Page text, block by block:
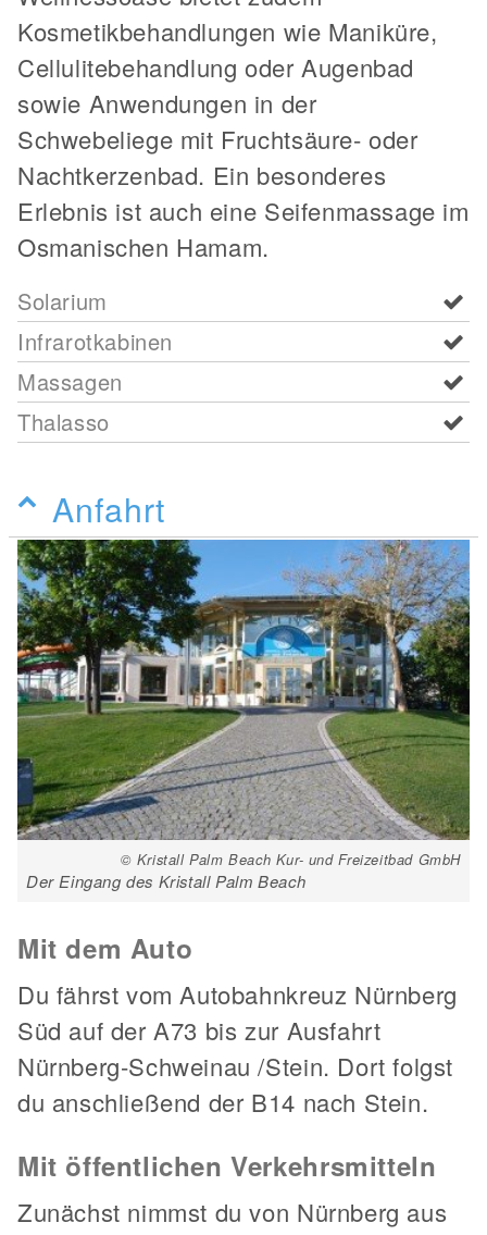
Kosmetikbehandlungen wie Maniküre,
Cellulitebehandlung oder Augenbad
sowie Anwendungen in der
Schwebeliege mit Fruchtsäure- oder
Nachtkerzenbad. Ein besonderes
Erlebnis ist auch eine Seifenmassage im
Osmanischen Hamam.
Solarium
Infrarotkabinen
Massagen
Thalasso
Anfahrt
© Kristall Palm Beach Kur- und Freizeitbad GmbH
Der Eingang des Kristall Palm Beach
Mit dem Auto
Du fährst vom Autobahnkreuz Nürnberg
Süd auf der A73 bis zur Ausfahrt
Nürnberg-Schweinau /Stein. Dort folgst
du anschließend der B14 nach Stein.
Mit öffentlichen Verkehrsmitteln
Zunächst nimmst du von Nürnberg aus